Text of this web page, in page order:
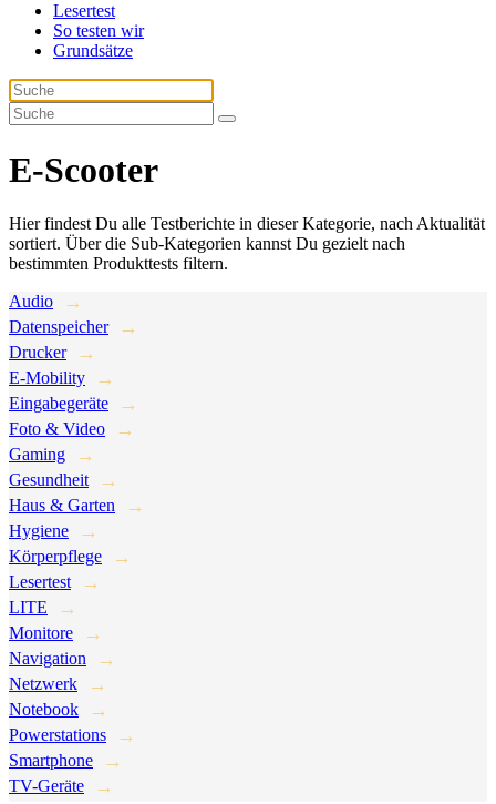
Lesertest
So testen wir
Grundsätze
E-Scooter
Hier findest Du alle Testberichte in dieser Kategorie, nach Aktualität
sortiert. Über die Sub-Kategorien kannst Du gezielt nach
bestimmten Produkttests filtern.
Audio
Datenspeicher
Drucker
E-Mobility
Eingabegeräte
Foto & Video
Gaming
Gesundheit
Haus & Garten
Hygiene
Körperpflege
Lesertest
LITE
Monitore
Navigation
Netzwerk
Notebook
Powerstations
Smartphone
TV-Geräte